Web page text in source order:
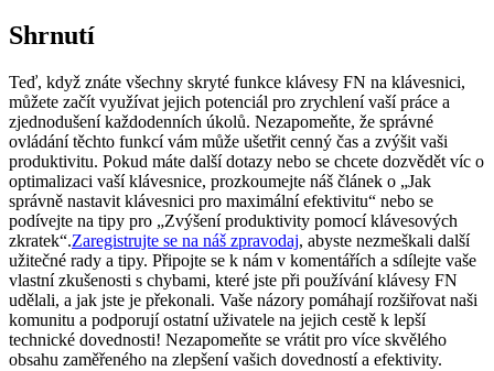
Shrnutí
Teď, když znáte všechny skryté funkce klávesy FN na klávesnici,
můžete začít využívat jejich potenciál pro zrychlení vaší práce a
zjednodušení každodenních úkolů. Nezapomeňte, že správné
ovládání těchto funkcí vám může ušetřit cenný čas a zvýšit vaši
produktivitu. Pokud máte další dotazy nebo se chcete dozvědět víc o
optimalizaci vaší klávesnice, prozkoumejte náš článek o „Jak
správně nastavit klávesnici pro maximální efektivitu“ nebo se
podívejte na tipy pro „Zvýšení produktivity pomocí klávesových
zkratek“.Zaregistrujte se na náš zpravodaj, abyste nezmeškali další
užitečné rady a tipy. Připojte se k nám v komentářích a sdílejte vaše
vlastní zkušenosti s chybami, které jste při používání klávesy FN
udělali, a jak jste je překonali. Vaše názory pomáhají rozšiřovat naši
komunitu a podporují ostatní uživatele na jejich cestě k lepší
technické dovednosti! Nezapomeňte se vrátit pro více skvělého
obsahu zaměřeného na zlepšení vašich dovedností a efektivity.